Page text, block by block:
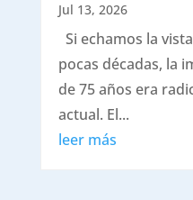
Jul 13, 2026
Si echamos la
pocas décadas, la
de 75 años era
actual. El...
leer más